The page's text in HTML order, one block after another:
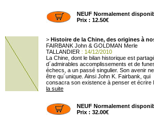
NEUF Normalement
Prix : 12.50€
> Histoire de la Chine, des origines à
FAIRBANK John & GOLDMAN Merle
TALLANDIER : 14/12/2010
La Chine, dont le bilan historique est
d´admirables accomplissements et de
échecs, a un passé singulier. Son avenir
être qu´unique. Ainsi John K. Fairbank, qui
consacra son existence à penser et écrire l´
la suite
NEUF Normalement
Prix : 32.00€